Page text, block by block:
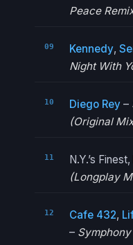
Peace
Kennedy,
Night With
Diego Rey–
(Original
N.Y.’s Finest,
(Longplay
Cafe 432,
–